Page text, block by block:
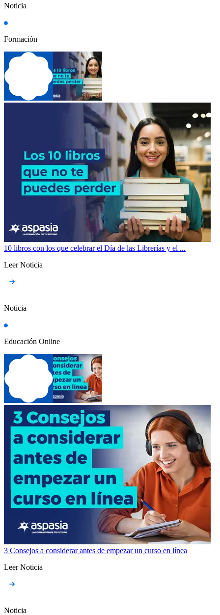
Noticia
Formación
10 libros con los que celebrar el Día de las Librerías y el ...
Leer Noticia
Noticia
Educación Online
3 Consejos a considerar antes de empezar un curso en línea
Leer Noticia
Noticia